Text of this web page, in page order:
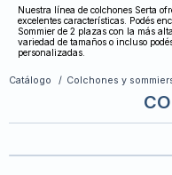
Nuestra línea de colchones Serta
excelentes características. Podés
Sommier de 2 plazas con la más
variedad de tamaños o incluso
personalizadas.
Catálogo Colchones y